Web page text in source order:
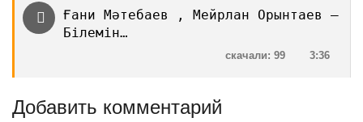
Ғани Мәтебаев , Мейрлан Орынтаев —
Білемін…
3:36
скачали: 99
Добавить комментарий